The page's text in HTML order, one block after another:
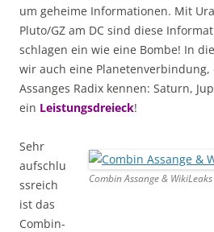
um geheime Informationen. Mit
Pluto/GZ am DC sind diese
schlagen ein wie eine Bombe! In
wir auch eine
Assanges Radix kennen: Saturn,
ein Leistungsdreieck!
Combin Assange & WikiLeaks
Sehr
aufschlu
ssreich
ist das
Combin-